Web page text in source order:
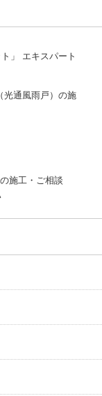
」 エキスパート
光通風雨戸）の施
施工・ご相談